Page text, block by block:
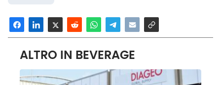
ALTRO IN BEVERAGE